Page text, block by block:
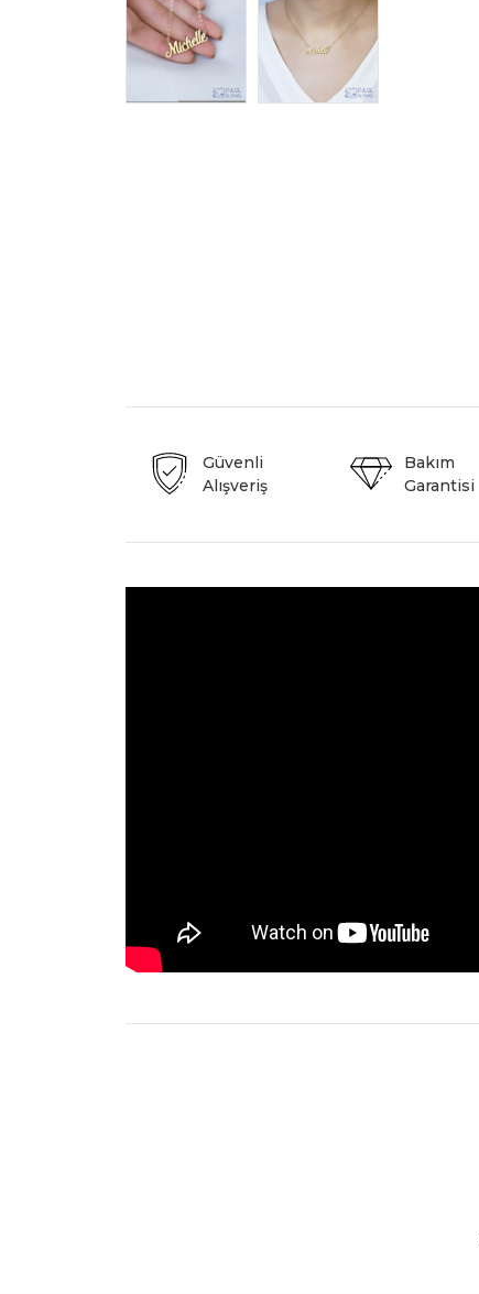
Güvenli
Alışveriş
Bakım
Garantisi